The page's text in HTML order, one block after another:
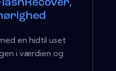
en hidtil uset
i værdien og